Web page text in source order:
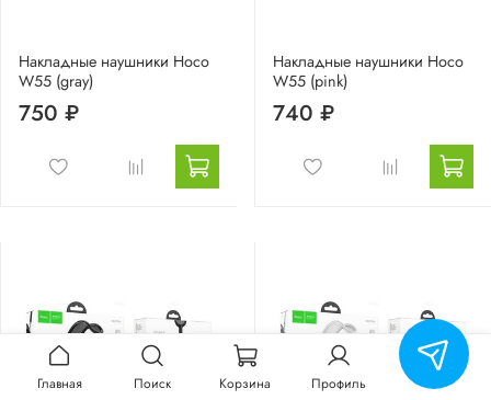
Накладные наушники Hoco
W55 (gray)
750 ₽
Накладные наушники Hoco
W55 (pink)
740 ₽
Главная Поиск Корзина Профиль